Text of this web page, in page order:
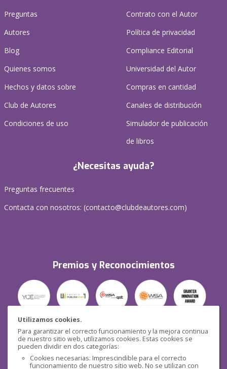
Utilizamos cookies.
Para garantizar el correcto funcionamiento y la mejora continua
de nuestro sitio web, utilizamos cookies. Estas cookies se
pueden dividir en dos categorías:
Cookies necesarias: Imprescindible para el correcto
funcionamiento de nuestro sitio web. No se utilizan con
Preguntas
Autores
Blog
Quienes somos
Hechos y datos sobre
Club de Autores
Condiciones de uso
Contrato con el Autor
Política de privacidad
Compliance Editorial
Universidad del Autor
Compras en cantidad
Canales de distribución
Simulador de publicación
de libros
¿Necesitas ayuda?
Preguntas frecuentes
Contacta con nosotros: (contacto@clubdeautores.com)
Premios y Reconocimientos
Seguridad